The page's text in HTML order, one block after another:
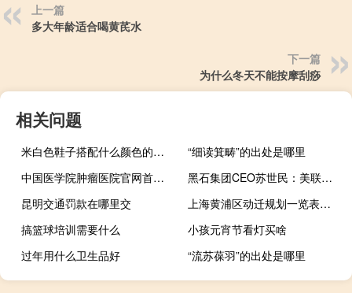
上一篇
多大年龄适合喝黄芪水
下一篇
为什么冬天不能按摩刮痧
相关问题
米白色鞋子搭配什么颜色的休闲裤子
“细读箕畴”的出处是哪里
中国医学院肿瘤医院官网首页（中国医学院肿瘤医院官网）
黑石集团CEO苏世民：美联储对通胀产生了“相当不错的影响”
昆明交通罚款在哪里交
上海黄浦区动迁规划一览表（上海黄浦区动迁规划）
搞篮球培训需要什么
小孩元宵节看灯买啥
过年用什么卫生品好
“流苏葆羽”的出处是哪里